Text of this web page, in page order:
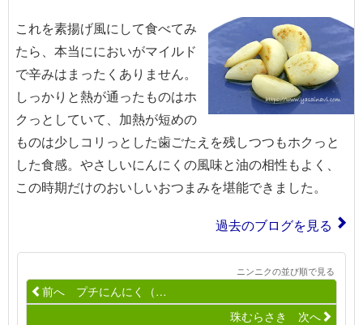
これを素揚げ風にして食べてみ
たら、本当ににおいがマイルド
で辛みはまったくありません。
しっかりと熱が通ったものはホ
クっとしていて、加熱が短めの
ものは少しコリっとした歯ごたえを残しつつもホクっと
した食感。やさしいにんにくの風味と油の相性もよく、
この時期だけのおいしいおつまみを堪能できました。
過去のブログを見る
ニンニクの並び順で見る
前へ プチにんにく（…
珠むらさき 次へ